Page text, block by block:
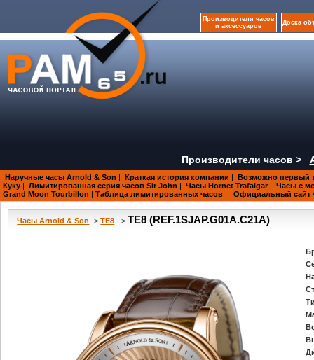
Производители часов
и аксессуаров
Доска
Производители часов >
Наручные часы Arnold & Son | Краткая история компании | Возможно первый
Куку | Лимитированная серия часов Sir John | Часы Hornet Trafalgar | Часы с
Grand Moon Tourbillon | Таблица лимитированных часов | Официальный сайт
Часы Arnold & Son ->TE8 -> TE8 (REF.1SJAP.G01A.C21A)